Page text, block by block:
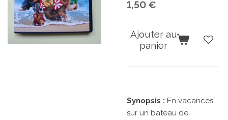
1,50 €
Ajouter au
panier
Synopsis : En vacances
sur un bateau de